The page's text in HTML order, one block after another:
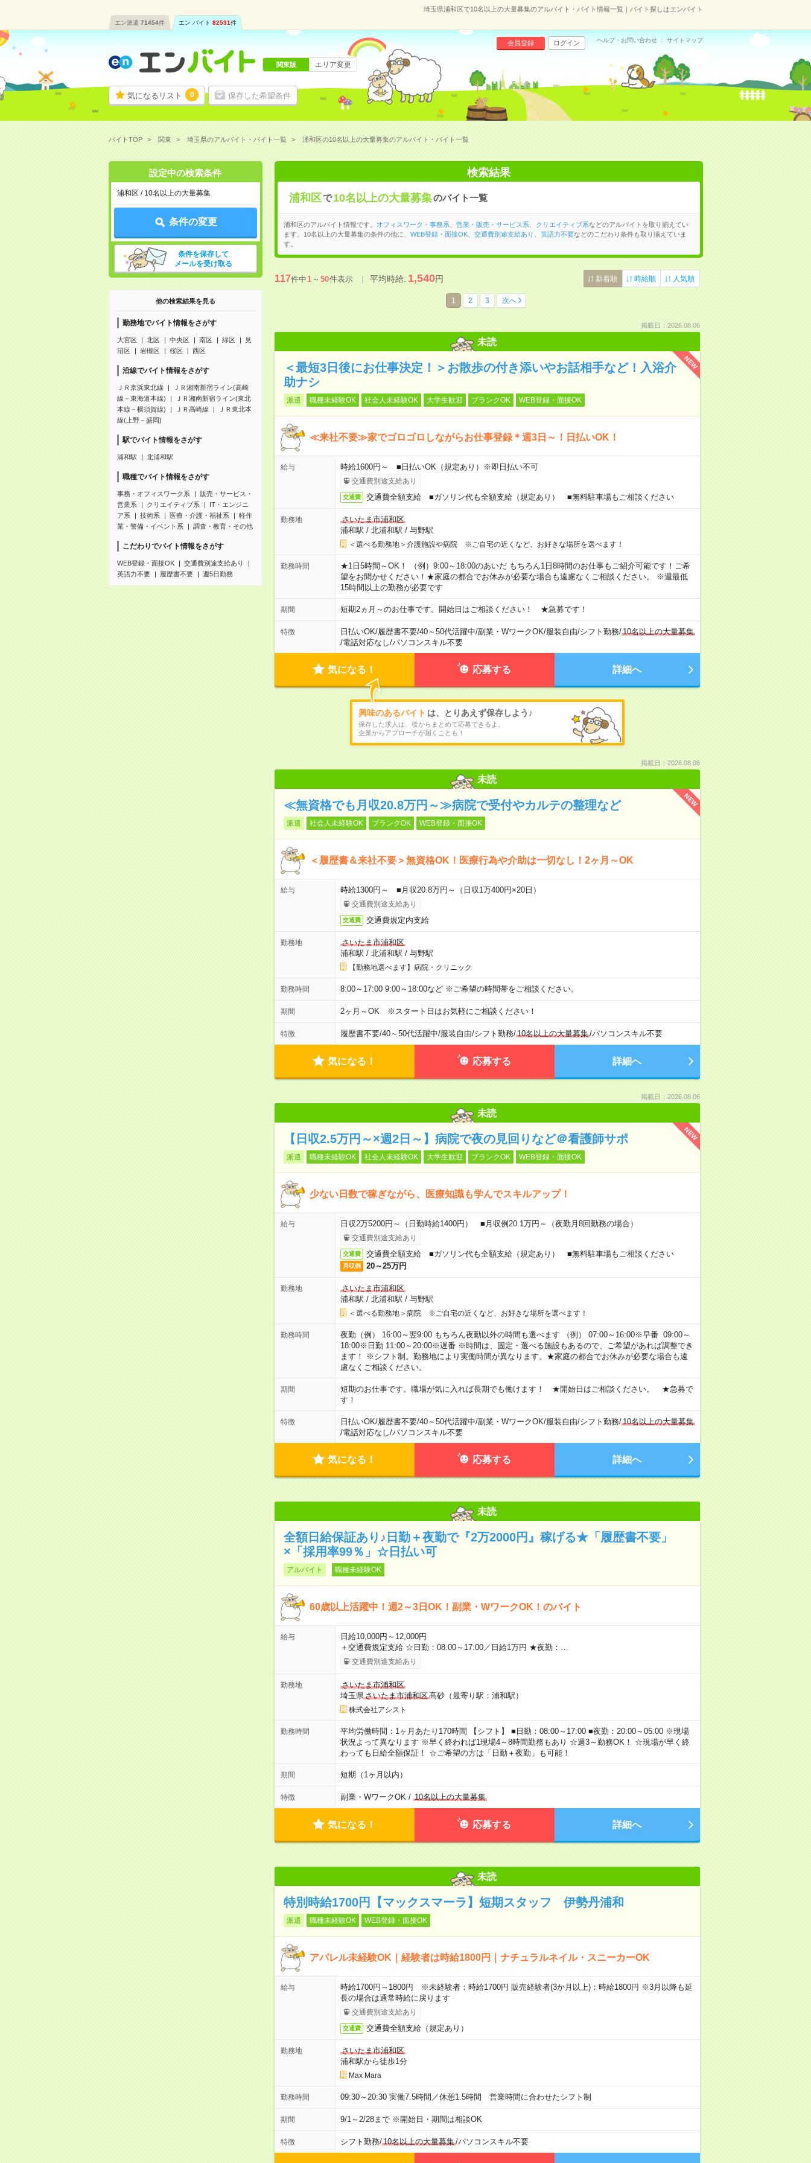
埼玉県浦和区で10名以上の大量募集のアルバイト・バイト情報一覧｜バイト探しはエンバイト
エン派遣 71454件 エン バイト 82531件
気になるリスト 0 保存した希望条件
会員登録 ログイン ヘルプ・お問い合わせ サイトマップ
関東版 エリア変更
バイトTOP 関東 埼玉県のアルバイト・バイト一覧 浦和区の10名以上の大量募集のアルバイト・バイト一覧
設定中の検索条件
浦和区 / 10名以上の大量募集
条件の変更
条件を保存して
メールを受け取る
他の検索結果を見る
勤務地でバイト情報をさがす
大宮区 北区 中央区 南区 緑区
見
沼区
岩槻区 桜区 西区
沿線でバイト情報をさがす
ＪＲ京浜東北線
ＪＲ湘南新宿ライン(高崎
線－東海道本線)
ＪＲ湘南新宿ライン(東北
本線－横須賀線)
ＪＲ高崎線
ＪＲ東北本
線(上野－盛岡)
駅でバイト情報をさがす
浦和駅 北浦和駅
職種でバイト情報をさがす
事務・オフィスワーク系
販売・サービス・
営業系
クリエイティブ系
IT・エンジニ
ア系
技術系 医療・介護・福祉系
軽作
業・警備・イベント系
調査・教育・その他
こだわりでバイト情報をさがす
WEB登録・面接OK
交通費別途支給あり
英語力不要
履歴書不要 週5日勤務
検索結果
浦和区で 10名以上の大量募集のバイト一覧
浦和区のアルバイト情報です。 オフィスワーク・事務系 営業・販売・サービス系 クリエイティブ系などのアルバイトを取り揃えてい
ます。10名以上の大量募集の条件の他に、 WEB登録・面接OK、 交通費別途支給あり 英語力不要などのこだわり条件も取り揃えていま
す。
117件中1～50件表示 平均時給:1,540円 新着順 時給順 人気順
1 2 3 次へ
掲載日：2026.08.06
未読
NEW
＜最短3日後にお仕事決定！＞お散歩の付き添いやお話相手など！入浴介
助ナシ
派遣 職種未経験OK 社会人未経験OK 大学生歓迎 ブランクOK WEB登録・面接OK
≪来社不要≫家でゴロゴロしながらお仕事登録＊週3日～！日払いOK！
給与 時給1600円～ ■日払いOK（規定あり）※即日払い不可
交通費別途支給あり
交通費 交通費全額支給 ■ガソリン代も全額支給（規定あり） ■無料駐車場もご相談ください
勤務地
さいたま市浦和区
浦和駅 / 北浦和駅 / 与野駅
＜選べる勤務地＞介護施設や病院 ※ご自宅の近くなど、お好きな場所を選べます！
勤務時間
★1日5時間～OK！ （例）9:00～18:00のあいだ もちろん1日8時間のお仕事もご紹介可能です！ご希
望をお聞かせください！★家庭の都合でお休みが必要な場合も遠慮なくご相談ください。 ※週最低
15時間以上の勤務が必要です
期間 短期2ヵ月～のお仕事です。開始日はご相談ください！ ★急募です！
特徴 日払いOK/履歴書不要/40～50代活躍中/副業・WワークOK/服装自由/シフト勤務/10名以上の大量募集
/電話対応なし/パソコンスキル不要
気になる！ 応募する 詳細へ
興味のあるバイト は、とりあえず保存しよう♪
保存した求人は、後からまとめて応募できるよ。
企業からアプローチが届くことも！
掲載日：2026.08.06
未読
NEW
≪無資格でも月収20.8万円～≫病院で受付やカルテの整理など
派遣 社会人未経験OK ブランクOK WEB登録・面接OK
＜履歴書＆来社不要＞無資格OK！医療行為や介助は一切なし！2ヶ月～OK
給与 時給1300円～ ■月収20.8万円～（日収1万400円×20日）
交通費別途支給あり
交通費 交通費規定内支給
勤務地
さいたま市浦和区
浦和駅 / 北浦和駅 / 与野駅
【勤務地選べます】病院・クリニック
勤務時間 8:00～17:00 9:00～18:00など ※ご希望の時間帯をご相談ください。
期間 2ヶ月～OK ※スタート日はお気軽にご相談ください！
特徴 履歴書不要/40～50代活躍中/服装自由/シフト勤務/10名以上の大量募集/パソコンスキル不要
気になる！ 応募する 詳細へ
掲載日：2026.08.06
未読
NEW
【日収2.5万円～×週2日～】病院で夜の見回りなど＠看護師サポ
派遣 職種未経験OK 社会人未経験OK 大学生歓迎 ブランクOK WEB登録・面接OK
少ない日数で稼ぎながら、医療知識も学んでスキルアップ！
給与 日収2万5200円～（日勤時給1400円） ■月収例20.1万円～（夜勤月8回勤務の場合）
交通費別途支給あり
交通費 交通費全額支給 ■ガソリン代も全額支給（規定あり） ■無料駐車場もご相談ください
月収例 20～25万円
勤務地
さいたま市浦和区
浦和駅 / 北浦和駅 / 与野駅
＜選べる勤務地＞病院 ※ご自宅の近くなど、お好きな場所を選べます！
勤務時間
夜勤（例） 16:00～翌9:00 もちろん夜勤以外の時間も選べます （例） 07:00～16:00※早番 09:00～
18:00※日勤 11:00～20:00※遅番 ※時間は、固定・選べる施設もあるので、ご希望があれば調整でき
ます！ ※シフト制。勤務地により実働時間が異なります。★家庭の都合でお休みが必要な場合も遠
慮なくご相談ください。
期間
短期のお仕事です。職場が気に入れば長期でも働けます！ ★開始日はご相談ください。 ★急募で
す！
特徴 日払いOK/履歴書不要/40～50代活躍中/副業・WワークOK/服装自由/シフト勤務/10名以上の大量募集
/電話対応なし/パソコンスキル不要
気になる！ 応募する 詳細へ
未読
全額日給保証あり♪日勤＋夜勤で『2万2000円』稼げる★「履歴書不要」
×「採用率99％」☆日払い可
アルバイト 職種未経験OK
60歳以上活躍中！週2～3日OK！副業・WワークOK！のバイト
給与
日給10,000円～12,000円
＋交通費規定支給 ☆日勤：08:00～17:00／日給1万円 ★夜勤：…
交通費別途支給あり
勤務地
さいたま市浦和区
埼玉県さいたま市浦和区高砂（最寄り駅：浦和駅）
株式会社アシスト
勤務時間
平均労働時間：1ヶ月あたり170時間 【シフト】 ■日勤：08:00～17:00 ■夜勤：20:00～05:00 ※現場
状況よって異なります ※早く終われば1現場4～8時間勤務もあり ☆週3～勤務OK！ ☆現場が早く終
わっても日給全額保証！ ☆ご希望の方は「日勤＋夜勤」も可能！
期間 短期（1ヶ月以内）
特徴 副業・WワークOK / 10名以上の大量募集
気になる！ 応募する 詳細へ
未読
特別時給1700円【マックスマーラ】短期スタッフ 伊勢丹浦和
派遣 職種未経験OK WEB登録・面接OK
アパレル未経験OK｜経験者は時給1800円｜ナチュラルネイル・スニーカーOK
給与
時給1700円～1800円 ※未経験者：時給1700円 販売経験者(3か月以上)：時給1800円 ※3月以降も延
長の場合は通常時給に戻ります
交通費別途支給あり
交通費 交通費全額支給（規定あり）
勤務地
さいたま市浦和区
浦和駅から徒歩1分
Max Mara
勤務時間 09:30～20:30 実働7.5時間／休憩1.5時間 営業時間に合わせたシフト制
期間 9/1～2/28まで ※開始日・期間は相談OK
特徴 シフト勤務/10名以上の大量募集/パソコンスキル不要